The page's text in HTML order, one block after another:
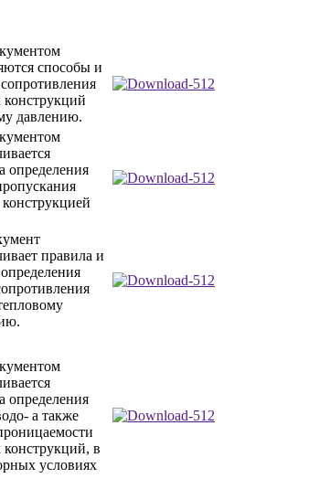
способы и
давлению.
определения
правила и
определения
а также
в
условиях